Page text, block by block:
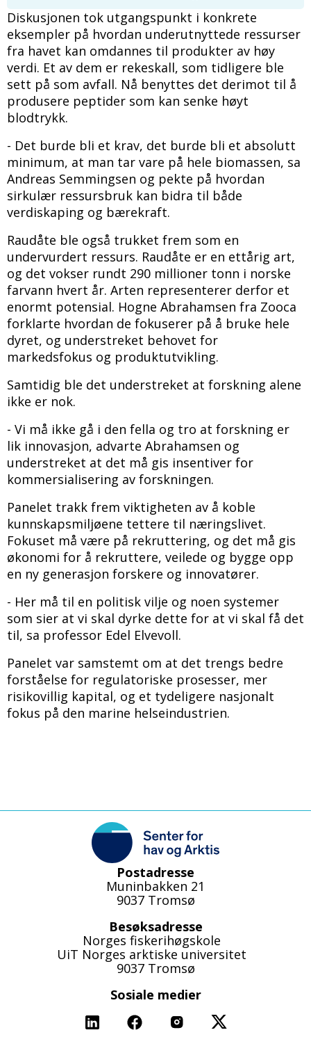
Diskusjonen tok utgangspunkt i konkrete
eksempler på hvordan underutnyttede ressurser
fra havet kan omdannes til produkter av høy
verdi. Et av dem er rekeskall, som tidligere ble
sett på som avfall. Nå benyttes det derimot til å
produsere peptider som kan senke høyt
blodtrykk.
- Det burde bli et krav, det burde bli et absolutt
minimum, at man tar vare på hele biomassen, sa
Andreas Semmingsen og pekte på hvordan
sirkulær ressursbruk kan bidra til både
verdiskaping og bærekraft.
Raudåte ble også trukket frem som en
undervurdert ressurs. Raudåte er en ettårig art,
og det vokser rundt 290 millioner tonn i norske
farvann hvert år. Arten representerer derfor et
enormt potensial. Hogne Abrahamsen fra Zooca
forklarte hvordan de fokuserer på å bruke hele
dyret, og understreket behovet for
markedsfokus og produktutvikling.
Samtidig ble det understreket at forskning alene
ikke er nok.
- Vi må ikke gå i den fella og tro at forskning er
lik innovasjon, advarte Abrahamsen og
understreket at det må gis insentiver for
kommersialisering av forskningen.
Panelet trakk frem viktigheten av å koble
kunnskapsmiljøene tettere til næringslivet.
Fokuset må være på rekruttering, og det må gis
økonomi for å rekruttere, veilede og bygge opp
en ny generasjon forskere og innovatører.
- Her må til en politisk vilje og noen systemer
som sier at vi skal dyrke dette for at vi skal få det
til, sa professor Edel Elvevoll.
Panelet var samstemt om at det trengs bedre
forståelse for regulatoriske prosesser, mer
risikovillig kapital, og et tydeligere nasjonalt
fokus på den marine helseindustrien.
Postadresse
Muninbakken 21
9037 Tromsø
Besøksadresse
Norges fiskerihøgskole
UiT Norges arktiske universitet
9037 Tromsø
Sosiale medier
LinkedinFacebookInstagram
X